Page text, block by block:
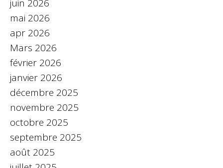
juin 2026
mai 2026
apr 2026
Mars 2026
février 2026
janvier 2026
décembre 2025
novembre 2025
octobre 2025
septembre 2025
août 2025